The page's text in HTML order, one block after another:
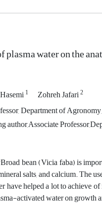
plasma water on the
1 Zohreh Jafari2
Department of
author,Associate
Broad bean (Vicia faba) is
salts, and calcium.The
have helped a lot to achieve
activated water on growth